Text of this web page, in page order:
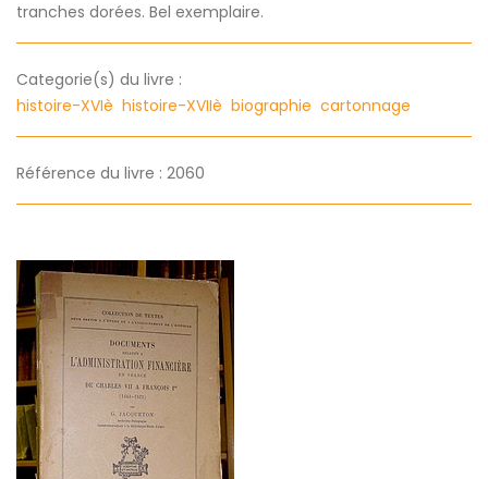
tranches dorées. Bel exemplaire.
Categorie(s) du livre :
histoire-XVIè histoire-XVIIè biographie cartonnage
Référence du livre : 2060